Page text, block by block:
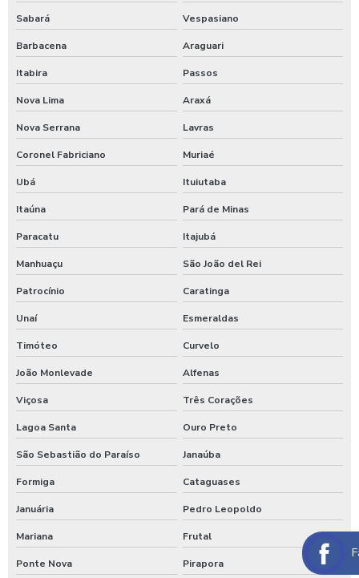
Lavagem de veículos pesados
Limpeza de trator
Maquina de aplicar shampoo em carros
Maquina para higienização automotiva a vapor
Maquina para higienização de carros
Maquina de higienização de veiculos
Máquina de jogar produtos automotivos
Máquina de jogar produtos químicos
Máquina de jogar sabão
Maquina de jogar sabao para carros
Maquina para lavar caminhões
Máquina para lavar carros
Máquina para lavar carros portátil
Maquina para lavar onibus
Máquina de lavar ônibus
Máquina de lavar ônibus preço
Sabará Vespasiano
Barbacena Araguari
Itabira Passos
Nova Lima Araxá
Nova Serrana Lavras
Coronel Fabriciano Muriaé
Ubá Ituiutaba
Itaúna Pará de Minas
Paracatu Itajubá
Manhuaçu São João del Rei
Patrocínio Caratinga
Unaí Esmeraldas
Timóteo Curvelo
João Monlevade Alfenas
Viçosa Três Corações
Lagoa Santa Ouro Preto
São Sebastião do Paraíso Janaúba
Formiga Cataguases
Januária Pedro Leopoldo
Mariana Frutal
Ponte Nova Pirapora